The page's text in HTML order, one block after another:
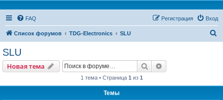
FAQ Вход
Регистрация
Список форумов TDG-Electronics SLU
SLU
Новая тема Поиск
1 тема • Страница 1 из 1
Темы